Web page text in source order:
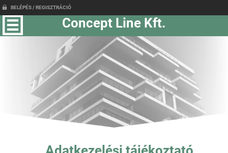
BELÉPÉS / REGISZTRÁCIÓ
Concept Line Kft.